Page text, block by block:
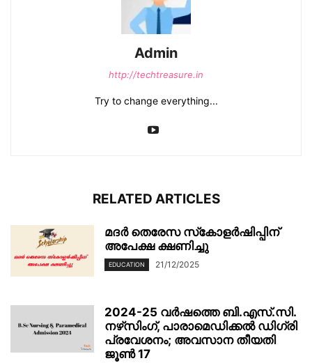
Admin
http://techtreasure.in
Try to change everything...
RELATED ARTICLES
മദർ തെരേസ സ്‌കോളർഷിപ്പിന്
അപേക്ഷ ക്ഷണിച്ചു
EDUCATION 21/12/2025
2024-25 വർഷത്തെ ബി.എസ്.സി.
നഴ്‌സിംഗ്, പാരാമെഡിക്കൽ ഡിഗ്രി
പ്രവേശനം; അവസാന തീയതി
ജൂൺ 17